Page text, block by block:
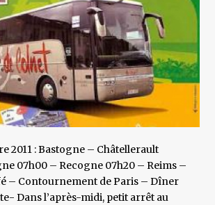
2011 : Bastogne – Châtellerault
07h00 – Recogne 07h20 – Reims –
– Contournement de Paris – Dîner
Dans l’après-midi, petit arrêt au